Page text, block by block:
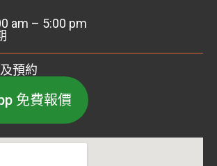
am – 5:00 pm
預約
免費報價